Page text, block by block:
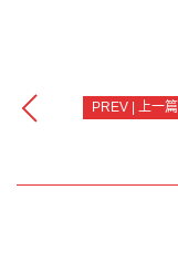
PREV | 上一篇